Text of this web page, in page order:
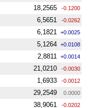
18,2565 -0.1200
6,5651 -0.0262
6,1821 +0.0025
5,1264 +0.0108
2,8811 +0.0014
21,0210 -0.0030
1,6933 -0.0012
29,2549 0.0000
38,9061 -0.0202